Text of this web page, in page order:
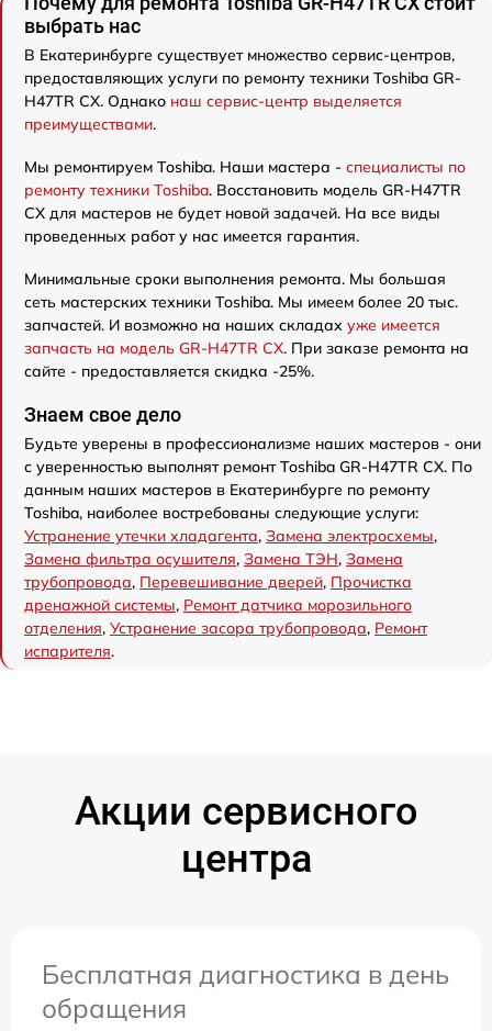
выбрать нас
В Екатеринбурге существует множество сервис-центров,
предоставляющих услуги по ремонту техники Toshiba GR-
H47TR CX. Однако наш сервис-центр выделяется
преимуществами.
Мы ремонтируем Toshiba. Наши мастера - специалисты по
ремонту техники Toshiba. Восстановить модель GR-H47TR
CX для мастеров не будет новой задачей. На все виды
проведенных работ у нас имеется гарантия.
Минимальные сроки выполнения ремонта. Мы большая
сеть мастерских техники Toshiba. Мы имеем более 20 тыс.
запчастей. И возможно на наших складах уже имеется
запчасть на модель GR-H47TR CX. При заказе ремонта на
сайте - предоставляется скидка -25%.
Знаем свое дело
Будьте уверены в профессионализме наших мастеров - они
с уверенностью выполнят ремонт Toshiba GR-H47TR CX. По
данным наших мастеров в Екатеринбурге по ремонту
Toshiba, наиболее востребованы следующие услуги:
Устранение утечки хладагента, Замена электросхемы,
Замена фильтра осушителя, Замена ТЭН, Замена
трубопровода, Перевешивание дверей, Прочистка
дренажной системы, Ремонт датчика морозильного
отделения, Устранение засора трубопровода, Ремонт
испарителя.
Акции сервисного
центра
Бесплатная диагностика в день
обращения